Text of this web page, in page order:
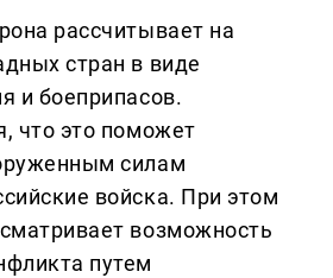
рассчитывает на
стран в виде
и боеприпасов.
что это поможет
силам
войска. При этом
возможность
путем